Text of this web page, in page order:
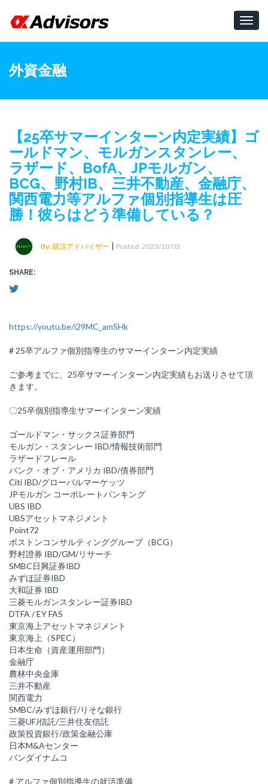
外資金融
【25卒サマーインターン内定実績】ゴ
ールドマン、モルガンスタンレー、
ラザード、BofA、JPモルガン、
BCG、野村IB、三井不動産、金融庁、
関西電力等アルファ個別指導生は圧
勝！彼らはどう準備している？
By: 就活アドバイザー | Posted: 2023/10/03
SHARE:
https://youtu.be/i29MC_amSHk
# 25卒アルファ個別指導生のサマーインターン内定実績
ご参考までに、25卒サマーインターン内定実績もお送りさせて頂
きます。
〇25卒個別指導生サマーインターン実績
ゴールドマン・サックス証券部門
モルガン・スタンレー IBD/情報技術部門
ラザードフレール
バンク・オブ・アメリカ IBD/債券部門
Citi IBD/グローバルマーケッツ
JPモルガン コーポレートバンキング
UBS IBD
UBSアセットマネジメント
Point72
ボストンコンサルティンググループ（BCG）
野村證券 IBD/GM/リサーチ
SMBC日興証券IBD
みずほ証券IBD
大和証券 IBD
三菱モルガンスタンレー証券IBD
DTFA / EY FAS
東京海上アセットマネジメント
東京海上（SPEC）
日本生命（資産運用部門）
金融庁
農林中央金庫
三井不動産
関西電力
SMBC/みずほ銀行/りそな銀行
三菱UFJ信託/三井住友信託
政策投資銀行/政策金融公庫
日本M&Aセンター
バンダイナムコ
# アルファ個別指導生の就活準備